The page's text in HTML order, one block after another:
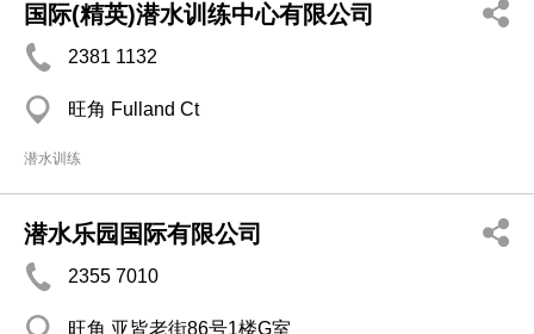
国际(精英)潜水训练中心有限公司
2381 1132
旺角 Fulland Ct
潜水训练
潜水乐园国际有限公司
2355 7010
旺角 亚皆老街86号1楼G室